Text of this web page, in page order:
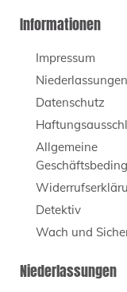
Informationen
Impressum
Niederlassungen
Datenschutz
Allgemeine
Detektiv
Wach und
Niederlassungen